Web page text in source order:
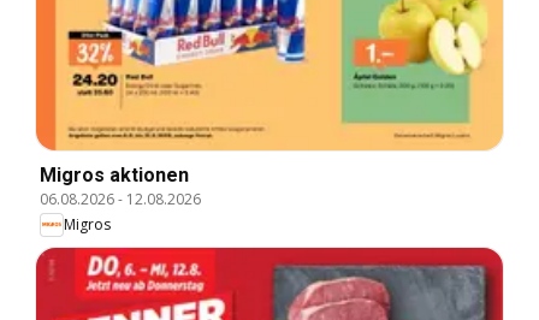
Migros aktionen
06.08.2026- 12.08.2026
Migros